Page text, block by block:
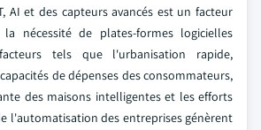
AI et des capteurs avancés est un facteur
nécessité de plates-formes logicielles
tels que l'urbanisation rapide,
de dépenses des consommateurs,
des maisons intelligentes et les efforts
l'automatisation des entreprises génèrent